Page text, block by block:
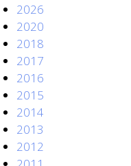
2026
2020
2018
2017
2016
2015
2014
2013
2012